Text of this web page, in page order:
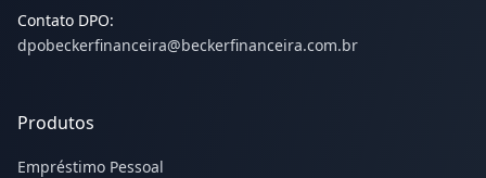
Contato DPO:
dpobeckerfinanceira@beckerfinanceira.com.br
Produtos
Empréstimo Pessoal